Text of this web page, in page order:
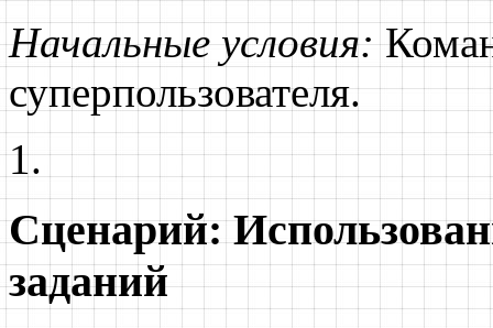
Начальные условия:
суперпользователя.
Сценарий:
заданий